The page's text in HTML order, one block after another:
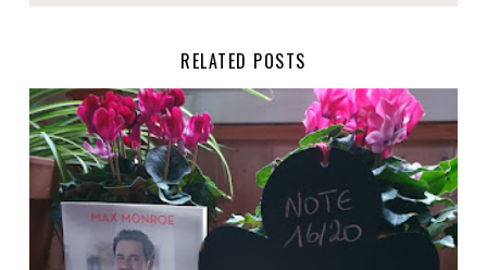
RELATED POSTS